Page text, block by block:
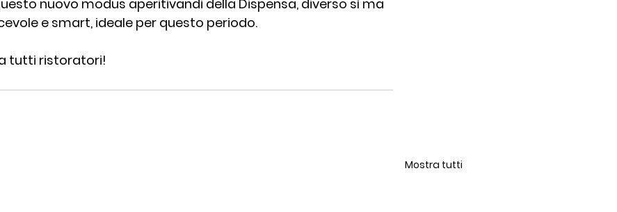
nuovo modus aperitivandi della Dispensa, diverso sì ma
e smart, ideale per questo periodo.
tutti ristoratori!
Mostra tutti